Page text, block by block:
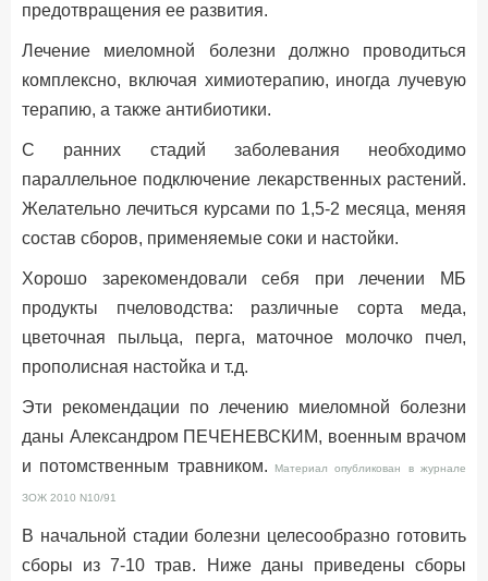
предотвращения ее развития.
Лечение миеломной болезни должно проводиться
комплексно, включая химиотерапию, иногда лучевую
терапию, а также антибиотики.
С ранних стадий заболевания необходимо
параллельное подключение лекарственных растений.
Желательно лечиться курсами по 1,5-2 месяца, меняя
состав сборов, применяемые соки и настойки.
Хорошо зарекомендовали себя при лечении МБ
продукты пчеловодства: различные сорта меда,
цветочная пыльца, перга, маточное молочко пчел,
прополисная настойка и т.д.
Эти рекомендации по лечению миеломной болезни
даны Александром ПЕЧЕНЕВСКИМ, военным врачом
и потомственным травником. Материал опубликован в журнале
ЗОЖ 2010 N10/91
В начальной стадии болезни целесообразно готовить
сборы из 7-10 трав. Ниже даны приведены сборы